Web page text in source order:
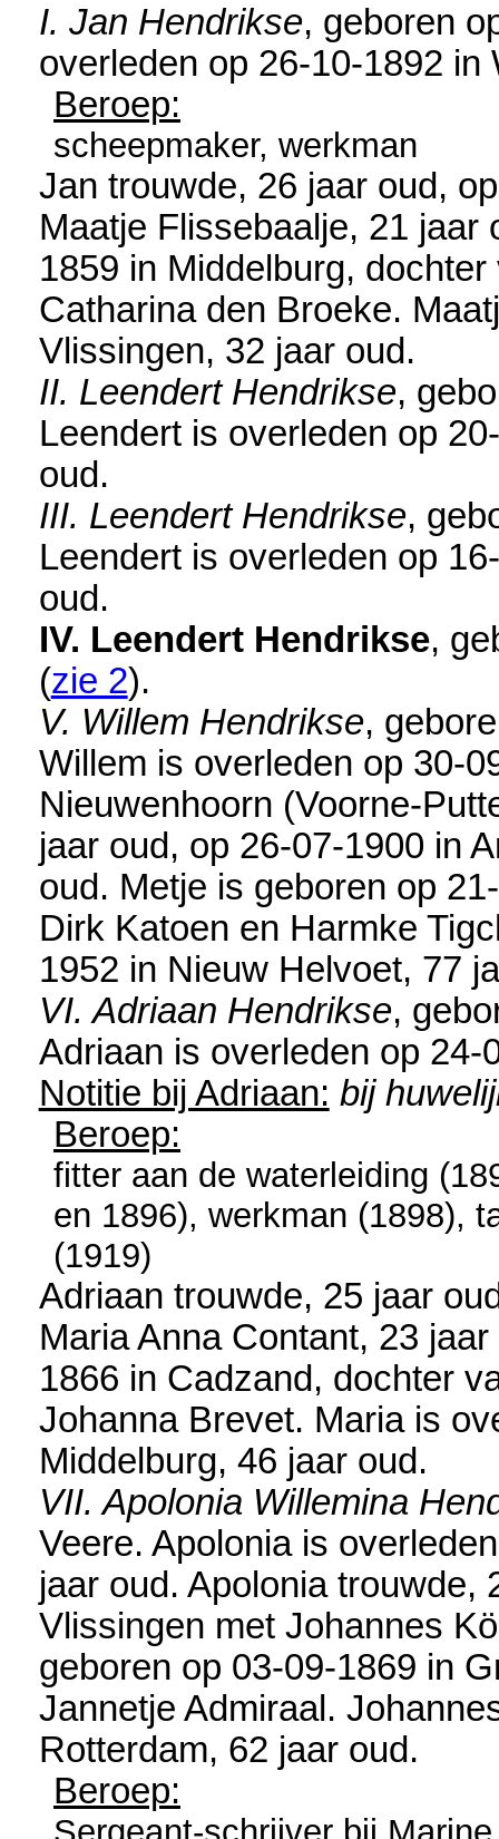
I. Jan Hendrikse, geboren
overleden op 26-10-1892 in
Beroep:
scheepmaker, werkman
Jan trouwde, 26 jaar oud,
Maatje Flissebaalje, 21 jaar
1859 in Middelburg,
Catharina den Broeke.
Vlissingen, 32 jaar oud.
II. Leendert Hendrikse,
Leendert is overleden op
oud.
III. Leendert Hendrikse,
Leendert is overleden op
oud.
IV. Leendert Hendrikse,
(zie 2).
V. Willem Hendrikse,
Willem is overleden op 30-
Nieuwenhoorn (Voorne-
jaar oud, op 26-07-1900 in
oud. Metje is geboren op
Dirk Katoen en Harmke
1952 in Nieuw Helvoet, 77
VI. Adriaan Hendrikse,
Adriaan is overleden op
Notitie bij Adriaan: bij
Beroep:
fitter aan de waterleiding
en 1896), werkman (1898),
(1919)
Adriaan trouwde, 25 jaar
Maria Anna Contant, 23
1866 in Cadzand, dochter
Johanna Brevet. Maria is
Middelburg, 46 jaar oud.
VII. Apolonia Willemina
Veere. Apolonia is
jaar oud. Apolonia trouwde,
Vlissingen met Johannes
geboren op 03-09-1869 in
Jannetje Admiraal.
Rotterdam, 62 jaar oud.
Beroep: